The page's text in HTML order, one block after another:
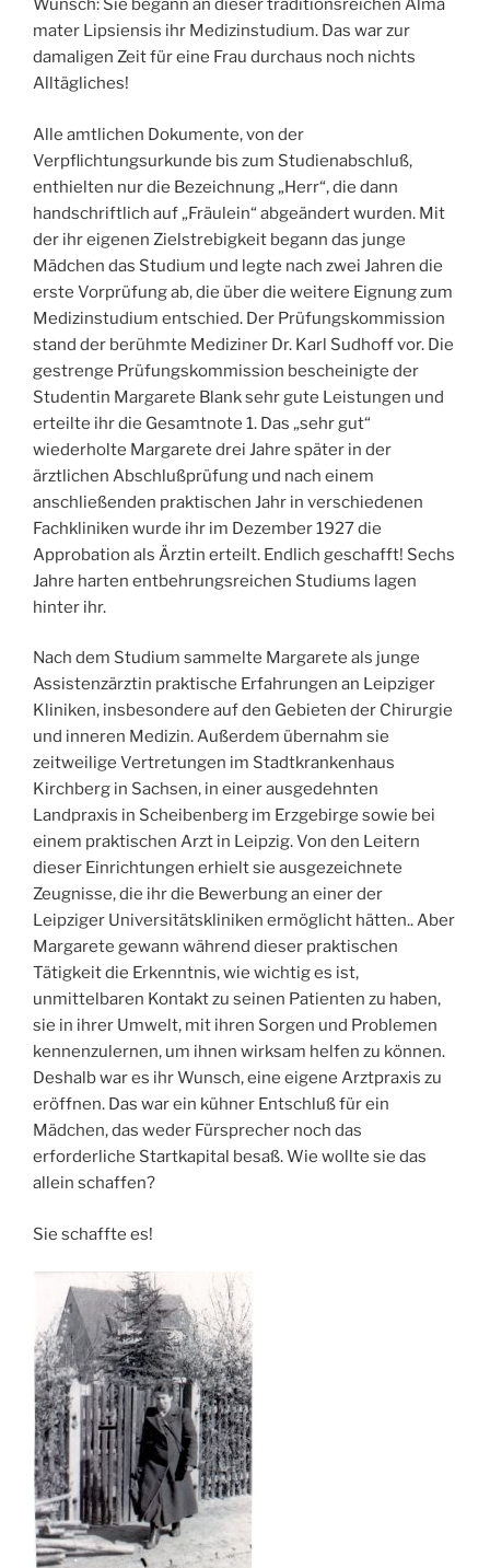
Wunsch: Sie begann an dieser traditionsreichen Alma
mater Lipsiensis ihr Medizinstudium. Das war zur
damaligen Zeit für eine Frau durchaus noch nichts
Alltägliches!
Alle amtlichen Dokumente, von der
Verpflichtungsurkunde bis zum Studienabschluß,
enthielten nur die Bezeichnung „Herr“, die dann
handschriftlich auf „Fräulein“ abgeändert wurden. Mit
der ihr eigenen Zielstrebigkeit begann das junge
Mädchen das Studium und legte nach zwei Jahren die
erste Vorprüfung ab, die über die weitere Eignung zum
Medizinstudium entschied. Der Prüfungskommission
stand der berühmte Mediziner Dr. Karl Sudhoff vor. Die
gestrenge Prüfungskommission bescheinigte der
Studentin Margarete Blank sehr gute Leistungen und
erteilte ihr die Gesamtnote 1. Das „sehr gut“
wiederholte Margarete drei Jahre später in der
ärztlichen Abschlußprüfung und nach einem
anschließenden praktischen Jahr in verschiedenen
Fachkliniken wurde ihr im Dezember 1927 die
Approbation als Ärztin erteilt. Endlich geschafft! Sechs
Jahre harten entbehrungsreichen Studiums lagen
hinter ihr.
Nach dem Studium sammelte Margarete als junge
Assistenzärztin praktische Erfahrungen an Leipziger
Kliniken, insbesondere auf den Gebieten der Chirurgie
und inneren Medizin. Außerdem übernahm sie
zeitweilige Vertretungen im Stadtkrankenhaus
Kirchberg in Sachsen, in einer ausgedehnten
Landpraxis in Scheibenberg im Erzgebirge sowie bei
einem praktischen Arzt in Leipzig. Von den Leitern
dieser Einrichtungen erhielt sie ausgezeichnete
Zeugnisse, die ihr die Bewerbung an einer der
Leipziger Universitätskliniken ermöglicht hätten.. Aber
Margarete gewann während dieser praktischen
Tätigkeit die Erkenntnis, wie wichtig es ist,
unmittelbaren Kontakt zu seinen Patienten zu haben,
sie in ihrer Umwelt, mit ihren Sorgen und Problemen
kennenzulernen, um ihnen wirksam helfen zu können.
Deshalb war es ihr Wunsch, eine eigene Arztpraxis zu
eröffnen. Das war ein kühner Entschluß für ein
Mädchen, das weder Fürsprecher noch das
erforderliche Startkapital besaß. Wie wollte sie das
allein schaffen?
Sie schaffte es!